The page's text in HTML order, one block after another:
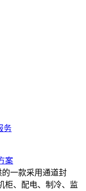
务
案
一款采用通道封
柜、配电、制冷、监